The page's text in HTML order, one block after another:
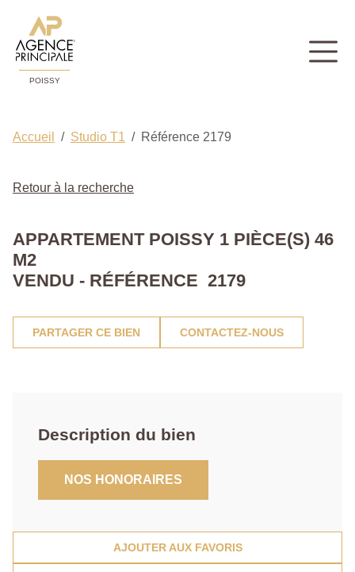
POISSY
Accueil Studio T1 Référence 2179
Retour à la recherche
APPARTEMENT POISSY 1 PIÈCE(S) 46
M2
VENDU - RÉFÉRENCE 2179
PARTAGER CE BIEN CONTACTEZ-NOUS
Description du bien
NOS HONORAIRES
AJOUTER AUX FAVORIS